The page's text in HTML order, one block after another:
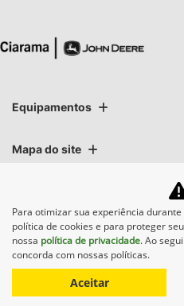
Equipamentos
Mapa do site
No trânsito, enxergar o
Para otimizar sua experiência
política de cookies e para proteger
nossa política de privacidade. Ao
concorda com nossas políticas.
Aceitar